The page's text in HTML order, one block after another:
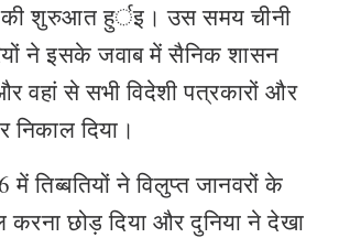
की शुरुआत हुर्इ। उस समय चीनी
ने इसके जवाब में सैनिक शासन
वहां से सभी विदेशी पत्रकारों और
निकाल दिया।
तिब्बतियों ने विलुप्त जानवरों के
छोड़ दिया और दुनिया ने देखा